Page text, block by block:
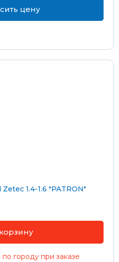
цену
1.4-1.6 "PATRON"
городу при заказе